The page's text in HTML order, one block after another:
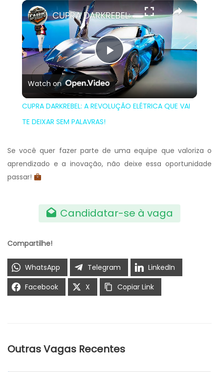
×
Play
Video
CUPRA DARKREBEL: A REVOLUÇÃO ELÉTRICA QUE VAI TE DEIXAR SEM PALAVRAS!
Watch on
CUPRA DARKREBEL: A REVOLUÇÃO ELÉTRICA QUE VAI
TE DEIXAR SEM PALAVRAS!
Se você quer fazer parte de uma equipe que valoriza o
aprendizado e a inovação, não deixe essa oportunidade
passar!
Candidatar-se à vaga
Compartilhe!
WhatsApp Telegram
LinkedIn
Facebook
X Copiar Link
Outras Vagas Recentes